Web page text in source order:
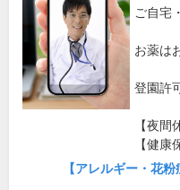
ご自宅
お薬は
登園許
【夜間
【健康
【アレルギー・花